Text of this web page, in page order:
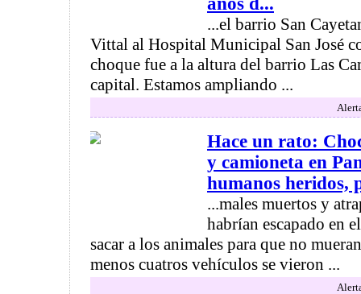
...el barrio San
Vittal al Hospital Municipal San José
choque fue a la altura del barrio Las
capital. Estamos ampliando ...
Hace un rato:
y camioneta en
humanos heridos,
...males muertos y
habrían escapado en
sacar a los animales para que no
menos cuatros vehículos se vieron ...